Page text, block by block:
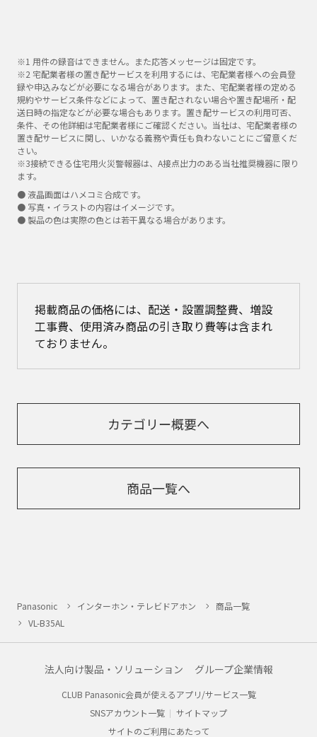
※1 用件の録音はできません。また応答メッセージは固定です。
※2 宅配業者様の置き配サービスを利用するには、宅配業者様への会員登
録や申込みなどが必要になる場合があります。また、宅配業者様の定める
規約やサービス条件などによって、置き配されない場合や置き配場所・配
送日時の指定などが必要な場合もあります。置き配サービスの利用可否、
条件、その他詳細は宅配業者様にご確認ください。当社は、宅配業者様の
置き配サービスに関し、いかなる義務や責任も負わないことにご留意くだ
さい。
※3接続できる住宅用火災警報器は、A接点出力のある当社推奨機器に限り
ます。
● 液晶画面はハメコミ合成です。
● 写真・イラストの内容はイメージです。
● 製品の色は実際の色とは若干異なる場合があります。
掲載商品の価格には、配送・設置調整費、増設
工事費、使用済み商品の引き取り費等は含まれ
ておりません。
カテゴリー概要へ
商品一覧へ
Panasonic インターホン・テレビドアホン
商品一覧
VL-B35AL
法人向け製品・ソリューション グループ企業情報
CLUB Panasonic会員が使えるアプリ/サービス一覧
SNSアカウント一覧
サイトマップ
サイトのご利用にあたって